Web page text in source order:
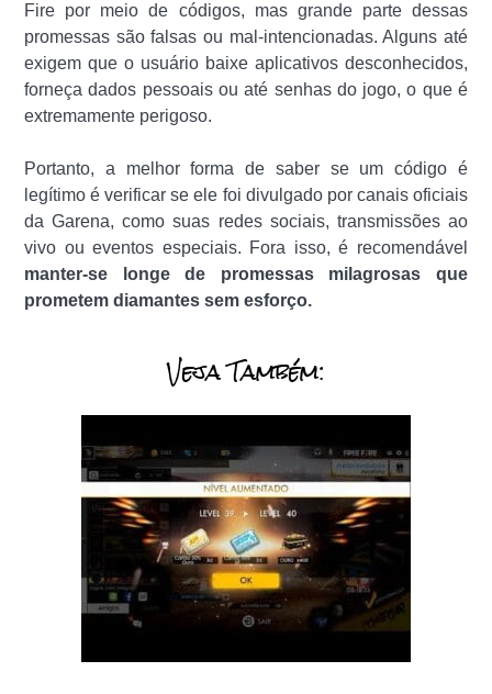
Fire por meio de códigos, mas grande parte dessas
promessas são falsas ou mal-intencionadas. Alguns até
exigem que o usuário baixe aplicativos desconhecidos,
forneça dados pessoais ou até senhas do jogo, o que é
extremamente perigoso.
Portanto, a melhor forma de saber se um código é
legítimo é verificar se ele foi divulgado por canais oficiais
da Garena, como suas redes sociais, transmissões ao
vivo ou eventos especiais. Fora isso, é recomendável
manter-se longe de promessas milagrosas que
prometem diamantes sem esforço.
Veja Também: